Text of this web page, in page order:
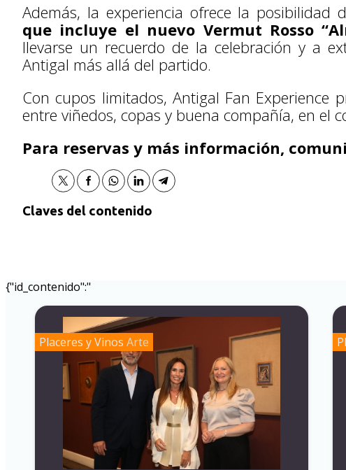
Además, la experiencia ofrece la posibilidad
que incluye el nuevo Vermut Rosso
llevarse un recuerdo de la celebración y a
Antigal más allá del partido.
Con cupos limitados, Antigal Fan Experience
entre viñedos, copas y buena compañía, en el
Para reservas y más información,
Claves del contenido
{"id_contenido":"
Placeres y Vinos Arte